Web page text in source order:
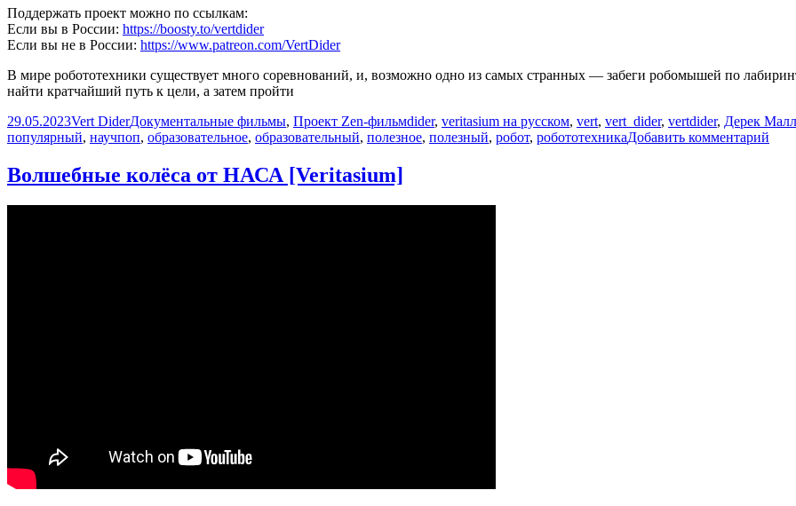
Поддержать проект можно по ссылкам:
Если вы в России: https://boosty.to/vertdider
Если вы не в России: https://www.patreon.com/VertDider
В мире робототехники существует много соревнований, и, возможно одно из самых странных — забеги робомышей по
найти кратчайший путь к цели, а затем пройти
Опубликовано
29.05.2023Автор
Vert DiderРубрики
Документальные фильмы, Проект Zen-фильмМетки
dider, veritasium на русском, vert, vert_dider, vertdider, Дерек
популярный, научпоп, образовательное, образовательный, полезное, полезный, робот, робототехникаДобавить комментарий
Волшебные колёса от НАСА [Veritasium]